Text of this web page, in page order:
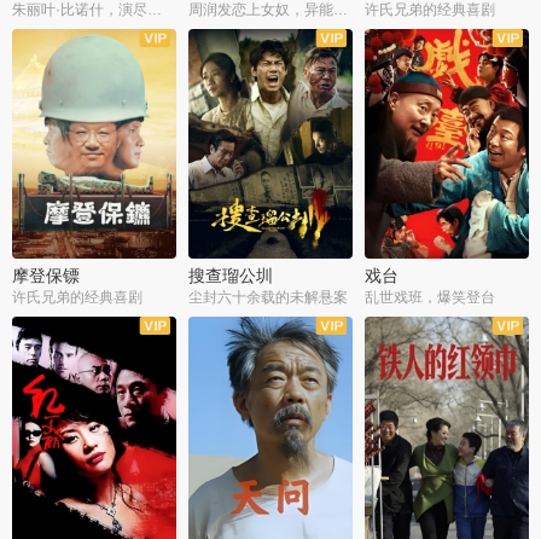
朱丽叶·比诺什，演尽失爱之痛 周润发恋上女奴，异能护体战邪派 许氏兄弟的经典喜剧
摩登保镖
许氏兄弟的经典喜剧
搜查瑠公圳
尘封六十余载的未解悬案
戏台
乱世戏班，爆笑登台